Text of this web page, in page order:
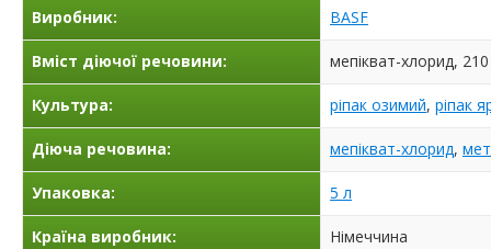
Виробник: BASF
Вміст діючої речовини: мепікват-хлорид,
Культура: ріпак озимий, ріпак
Діюча речовина: мепікват-хлорид,
Упаковка: 5 л
Країна виробник: Німеччина